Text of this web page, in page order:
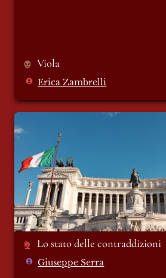
Viola
Erica Zambrelli
Lo stato delle contraddizioni
Lo stato delle contraddizioni
Giuseppe Serra